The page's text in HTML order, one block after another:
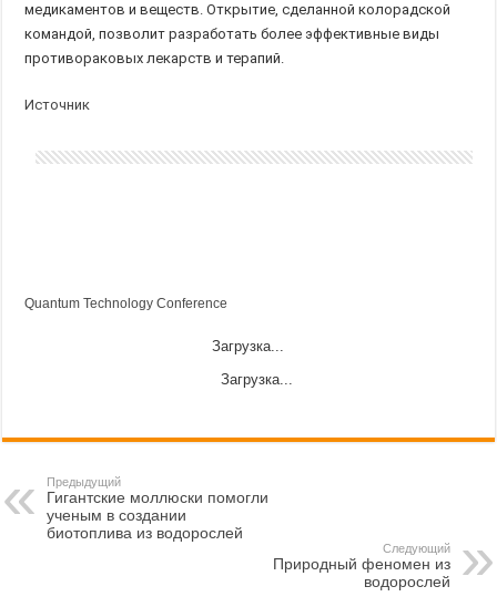
медикаментов и веществ. Открытие, сделанной колорадской
командой, позволит разработать более эффективные виды
противораковых лекарств и терапий.
Источник
Quantum Technology Conference
Загрузка...
Загрузка...
Предыдущий
Гигантские моллюски помогли
ученым в создании
биотоплива из водорослей
Следующий
Природный феномен из
водорослей